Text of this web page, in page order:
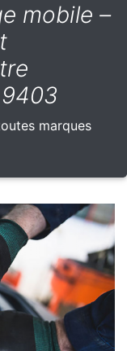
mobile –
marques